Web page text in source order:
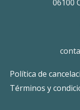
06100
Política de
Términos y